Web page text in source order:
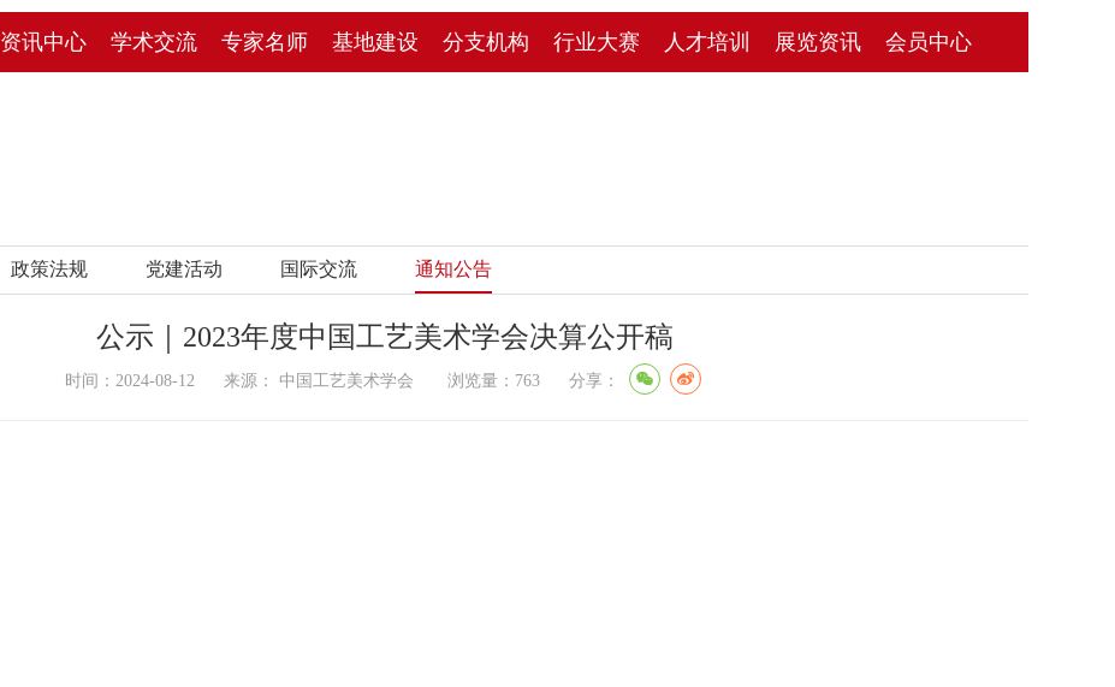
资讯中心 学术交流 专家名师 基地建设 分支机构 行业大赛 人才培训 展览资讯 会员中心
政策法规 党建活动 国际交流 通知公告
公示｜2023年度中国工艺美术学会决算公开稿
时间：2024-08-12 来源： 中国工艺美术学会 浏览量： 763分享：